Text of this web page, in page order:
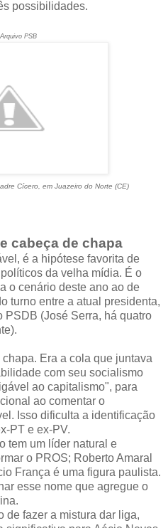
possibilidades.
PSB
Cícero, em Juazeiro do Norte (CE)
cabeça de chapa
é a hipótese favorita de
da velha mídia. É o
o cenário deste ano ao de
turno entre a atual presidenta,
PSDB (José Serra, há quatro
Era a cola que juntava
com seu socialismo
ao capitalismo", para
ao comentar o
Isso dificulta a identificação
PT e ex-PV.
tem um líder natural e
o PROS; Roberto Amaral
França é uma figura paulista.
esse nome que agregue o
de fazer a mistura dar liga,